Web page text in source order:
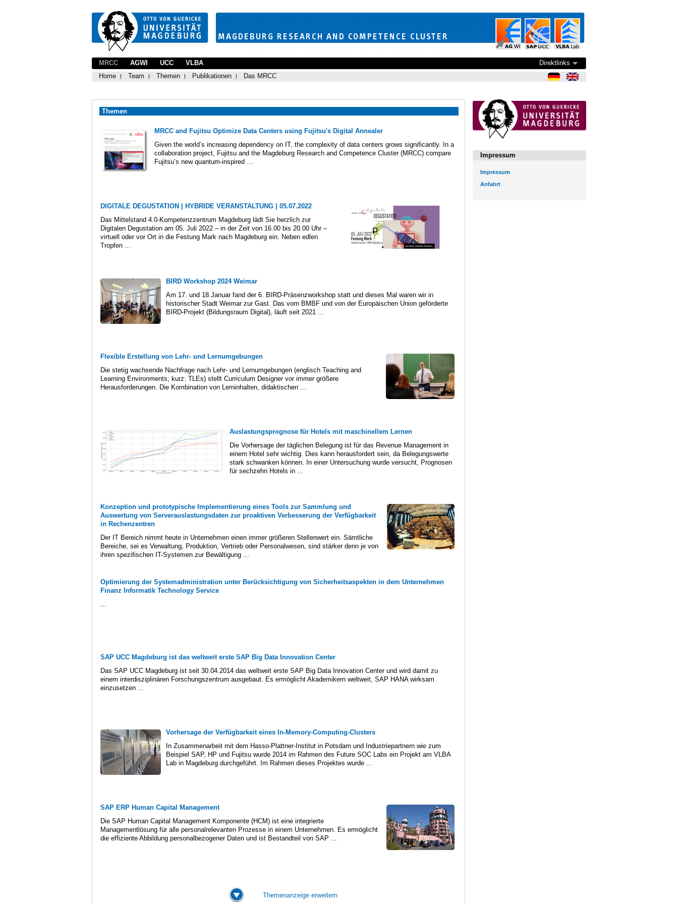
MRCC
Home
Team Themen Publikationen Das MRCC
AGWI UCC VLBA Direktlinks
Themen
MRCC and Fujitsu Optimize Data Centers using Fujitsu's Digital Annealer
Given the world’s increasing dependency on IT, the complexity of data centers grows significantly. In a
collaboration project, Fujitsu and the Magdeburg Research and Competence Cluster (MRCC) compare
Fujitsu’s new quantum-inspired ...
DIGITALE DEGUSTATION | HYBRIDE VERANSTALTUNG | 05.07.2022
Das Mittelstand 4.0-Kompetenzzentrum Magdeburg lädt Sie herzlich zur
Digitalen Degustation am 05. Juli 2022 – in der Zeit von 16.00 bis 20.00 Uhr –
virtuell oder vor Ort in die Festung Mark nach Magdeburg ein. Neben edlen
Tropfen ...
BIRD Workshop 2024 Weimar
Am 17. und 18.Januar fand der 6. BIRD-Präsenzworkshop statt und dieses Mal waren wir in
historischer Stadt Weimar zur Gast. Das vom BMBF und von der Europäischen Union geförderte
BIRD-Projekt (Bildungsraum Digital), läuft seit 2021 ...
Flexible Erstellung von Lehr- und Lernumgebungen
Die stetig wachsende Nachfrage nach Lehr- und Lernumgebungen (englisch Teaching and
Learning Environments; kurz: TLEs) stellt Curriculum Designer vor immer größere
Herausforderungen. Die Kombination von Lerninhalten, didaktischen ...
Auslastungsprognose für Hotels mit maschinellem Lernen
Die Vorhersage der täglichen Belegung ist für das Revenue Management in
einem Hotel sehr wichtig. Dies kann herausfordert sein, da Belegungswerte
stark schwanken können. In einer Untersuchung wurde versucht, Prognosen
für sechzehn Hotels in ...
Konzeption und prototypische Implementierung eines Tools zur Sammlung und
Auswertung von Serverauslastungsdaten zur proaktiven Verbesserung der Verfügbarkeit
in Rechenzentren
Der IT Bereich nimmt heute in Unternehmen einen immer größeren Stellenwert ein. Sämtliche
Bereiche, sei es Verwaltung, Produktion, Vertrieb oder Personalwesen, sind stärker denn je von
ihren spezifischen IT-Systemen zur Bewältigung ...
Optimierung der Systemadministration unter Berücksichtigung von Sicherheitsaspekten in dem Unternehmen
Finanz Informatik Technology Service
...
SAP UCC Magdeburg ist das weltweit erste SAP Big Data Innovation Center
Das SAP UCC Magdeburg ist seit 30.04.2014 das weltweit erste SAP Big Data Innovation Center und wird damit zu
einem interdisziplinären Forschungszentrum ausgebaut. Es ermöglicht Akademikern weltweit, SAP HANA wirksam
einzusetzen ...
Vorhersage der Verfügbarkeit eines In-Memory-Computing-Clusters
In Zusammenarbeit mit dem Hasso-Plattner-Institut in Potsdam und Industriepartnern wie zum
Beispiel SAP, HP und Fujitsu wurde 2014 im Rahmen des Future SOC Labs ein Projekt am VLBA
Lab in Magdeburg durchgeführt. Im Rahmen dieses Projektes wurde ...
SAP ERP Human Capital Management
Die SAP Human Capital Management Komponente (HCM) ist eine integrierte
Managementlösung für alle personalrelevanten Prozesse in einem Unternehmen. Es ermöglicht
die effiziente Abbildung personalbezogener Daten und ist Bestandteil von SAP ...
Themenanzeige erweitern
Impressum
Impressum
Anfahrt